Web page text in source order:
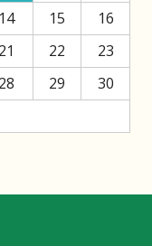
14 15
16
21 22
23
28 29
30